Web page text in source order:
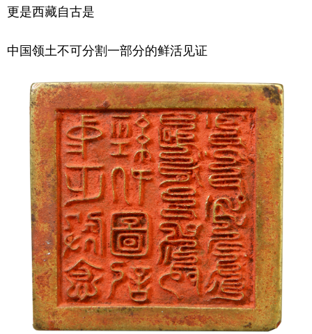
更是西藏自古是
中国领土不可分割一部分的鲜活见证